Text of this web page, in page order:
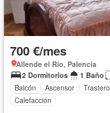
700 €/mes
Allende el Río, Palencia
2 Dormitorios
1 Baño
Balcón
Ascensor Trastero
Calefacción